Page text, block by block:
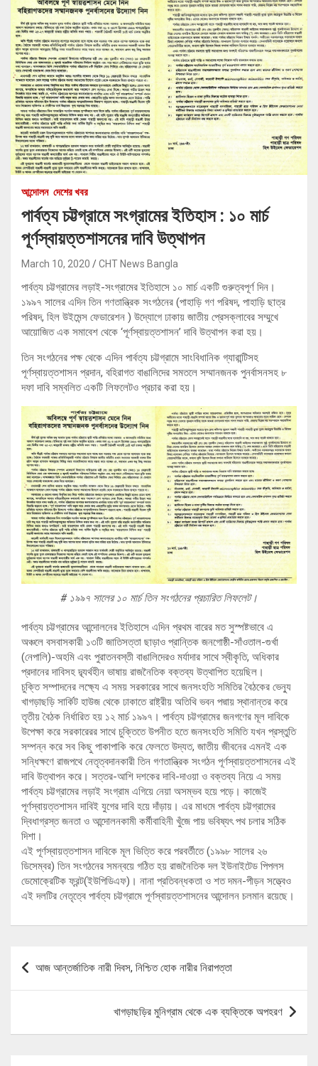
আন্দোলন দেশের খবর
পার্বত্য চট্টগ্রামে সংগ্রামের ইতিহাস : ১০ মার্চ
পূর্ণস্বায়ত্তশাসনের দাবি উত্থাপন
March 10, 2020 CHT News Bangla
পার্বত্য চট্টগ্রামের লড়াই-সংগ্রামের ইতিহাসে ১০ মার্চ একটি গুরুত্বপূর্ণ দিন।
১৯৯৭ সালের এদিন তিন গণতান্ত্রিক সংগঠনের (পাহাড়ি গণ পরিষদ, পাহাড়ি ছাত্র
পরিষদ, হিল উইমেন্স ফেডারেশন ) উদ্যোগে ঢাকায় জাতীয় প্রেসক্লাবের সম্মুখে
আয়োজিত এক সমাবেশ থেকে ‘পূর্ণস্বায়ত্তশাসন’ দাবি উত্থাপন করা হয়।
তিন সংগঠনের পক্ষ থেকে এদিন পার্বত্য চট্টগ্রামে সাংবিধানিক গ্যারান্টিসহ
পূর্ণস্বায়ত্তশাসন প্রদান, বহিরাগত বাঙালিদের সমতলে সম্মানজনক পুনর্বাসনসহ ৮
দফা দাবি সম্বলিত একটি লিফলেটও প্রচার করা হয়।
# ১৯৯৭ সালের ১০ মার্চ তিন সংগঠনের প্রচারিত লিফলেট।
পার্বত্য চট্টগ্রামের আন্দোলনের ইতিহাসে এদিন প্রথম বারের মত সুস্পষ্টভাবে এ
অঞ্চলে বসবাসকারী ১৩টি জাতিসত্তা ছাড়াও প্রান্তিক জনগোষ্ঠী-সাঁওতাল-গুর্খা
(নেপালি)-অহমি এবং পুরাতনবস্তী বাঙালিদেরও মর্যাদার সাথে স্বীকৃতি, অধিকার
প্রদানের দাবিসহ দ্ব্যর্থহীন ভাষায় রাজনৈতিক বক্তব্য উত্থাপিত হয়েছিল।
চুক্তি সম্পাদনের লক্ষ্যে এ সময় সরকারের সাথে জনসংহতি সমিতির বৈঠকের ভেন্যু
খাগড়াছড়ি সার্কিট হাউজ থেকে ঢাকাতে রাষ্ট্রীয় অতিথি ভবন পদ্মায় স্থানান্তর করে
তৃতীয় বৈঠক নির্ধারিত হয় ১২ মার্চ ১৯৯৭। পার্বত্য চট্টগ্রামের জনগণের মূল দাবিকে
উপেক্ষা করে সরকারেরর সাথে চুক্তিতে উপনীত হতে জনসংহতি সমিতি যখন প্রস্তুতি
সম্পন্ন করে সব কিছু পাকাপাকি করে ফেলতে উদ্যত, জাতীয় জীবনের এমনই এক
সন্ধিক্ষণে রাজপথে নেতৃত্বদানকারী তিন গণতান্ত্রিক সংগঠন পূর্ণস্বায়ত্তশাসনের এই
দাবি উত্থাপন করে। সত্তর-আশি দশকের দাবি-দাওয়া ও বক্তব্য নিয়ে এ সময়
পার্বত্য চট্টগ্রামের লড়াই সংগ্রাম এগিয়ে নেয়া অসম্ভব হয়ে পড়ে। কাজেই
পূর্ণস্বায়ত্তশাসন দাবিই যুগের দাবি হয়ে দাঁড়ায়। এর মাধমে পার্বত্য চট্টগ্রামের
দ্বিধাগ্রস্ত জনতা ও আন্দোলনকামী কর্মীবাহিনী খুঁজে পায় ভবিষ্যৎ পথ চলার সঠিক
দিশা।
এই পূর্ণস্বায়ত্তশাসন দাবিকে মূল ভিত্তি করে পরবর্তীতে (১৯৯৮ সালের ২৬
ডিসেম্বর) তিন সংগঠনের সমন্বয়ে গঠিত হয় রাজনৈতিক দল ইউনাইটেড পিপলস
ডেমোক্রেটিক ফ্রন্ট(ইউপিডিএফ)। নানা প্রতিবন্ধকতা ও শত দমন-পীড়ন সত্ত্বেও
এই দলটির নেতৃত্বে পার্বত্য চট্টগ্রামে পূর্ণস্বায়ত্তশাসনের আন্দোলন চলমান রয়েছে।
Post
navigation
আজ আন্তর্জাতিক নারী দিবস, নিশ্চিত হোক নারীর নিরাপত্তা
খাগড়াছড়ির মুনিগ্রাম থেকে এক ব্যক্তিকে অপহরণ